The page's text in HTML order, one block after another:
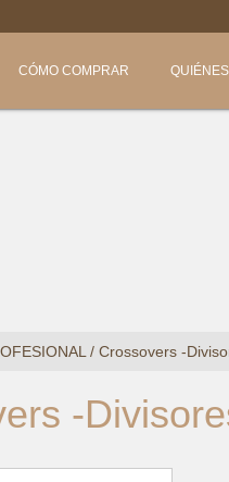
CÓMO COMPRAR
/ Crossovers -
-